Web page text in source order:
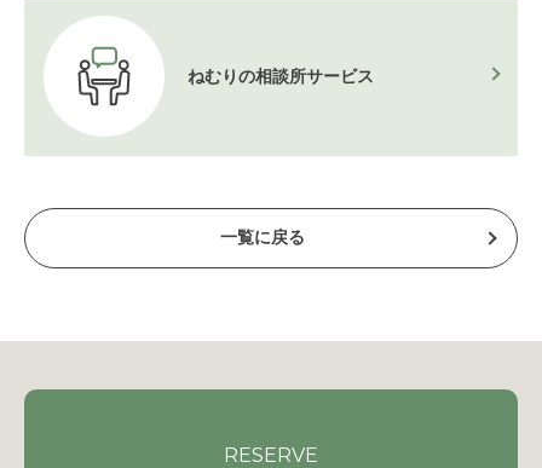
ねむりの相談所サービス
一覧に戻る
RESERVE